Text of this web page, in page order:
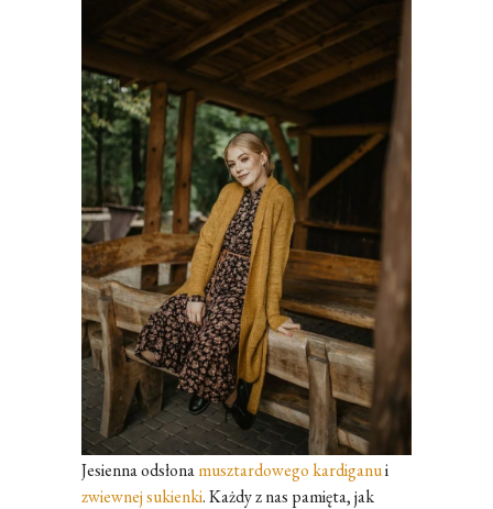
Jesienna odsłonamusztardowego kardiganui
zwiewnej sukienki. Każdy z nas pamięta, jak